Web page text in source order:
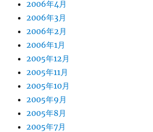
2006年4月
2006年3月
2006年2月
2006年1月
2005年12月
2005年11月
2005年10月
2005年9月
2005年8月
2005年7月